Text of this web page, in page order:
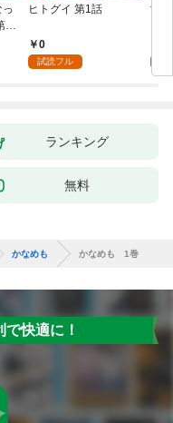
っ
1
ヒトグイ 第1話
0
試読フル
世
ランキング
無料
かなめも かなめも 1巻
快適に！